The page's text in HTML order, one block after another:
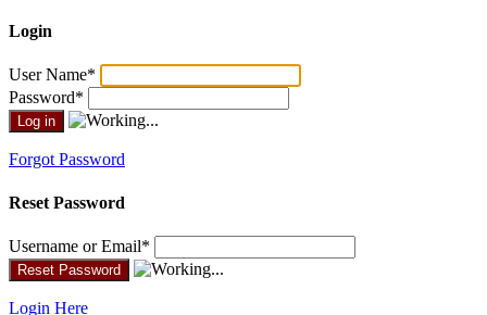
Login
User Name*
Password*
Forgot Password
Reset Password
Username or Email*
Login Here